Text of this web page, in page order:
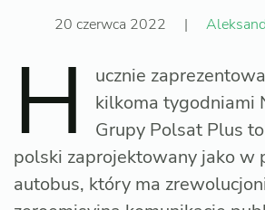
20 czerwca 2022 |
H
ucznie
kilkoma tygodniami
Grupy Polsat Plus
polski zaprojektowany jako w
autobus, który ma